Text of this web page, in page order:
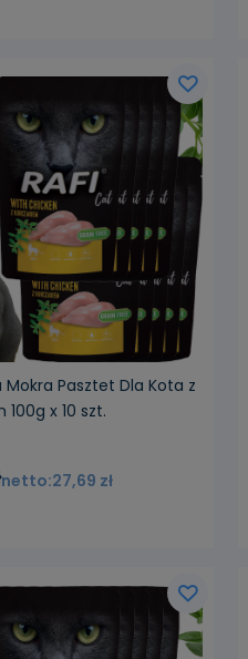
Mokra Pasztet Dla Kota z
x 10 szt.
27,69 zł